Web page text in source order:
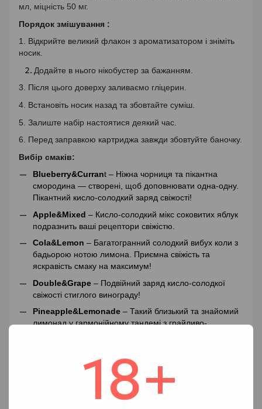
18+
мл, міцність 50 мг.
Порядок змішування :
1. Відкрийте великий флакон з ароматизатором і зніміть
носик.
Додайте в нього нікобустер за бажанням.
3. Після цього доверху заливаємо гліцерин.
4. Встановіть носик назад та збовтайте суміш.
5. Залиште набір настоятися деякий час.
6. Перед заправкою картриджа завжди збовтуйте баночку.
Вибір смаків:
Blueberry&Currant – Ніжна чорниця та пікантна
смородина — створені, щоб доповнювати одна-одну.
Пікантний кисло-солодкий заряд свіжості!
Apple&Mixed – Кисло-солодкий мікс соковитих яблук
подразнить ваші рецептори свіжістю.
Cola&Lemon – Багатогранний солодкий вибух коли з
бадьорою нотою лимона. Приємна свіжість та
яскравість смаку на максимум!
Double&Grape – Подвійний заряд кисло-солодкої
свіжості стиглого винограду!
Pineapple&Lemonade – Такий близький та знайомий
лимонад у гармонійному тандемі з грайливо-
крила! Солодкий вибух блакитної малини у
соковитому тандемі з енергійним Редбулом.
– Витончена м'ятна прохолода у ідеальній
концентрації, що водночас розслабляє та бадьорить.